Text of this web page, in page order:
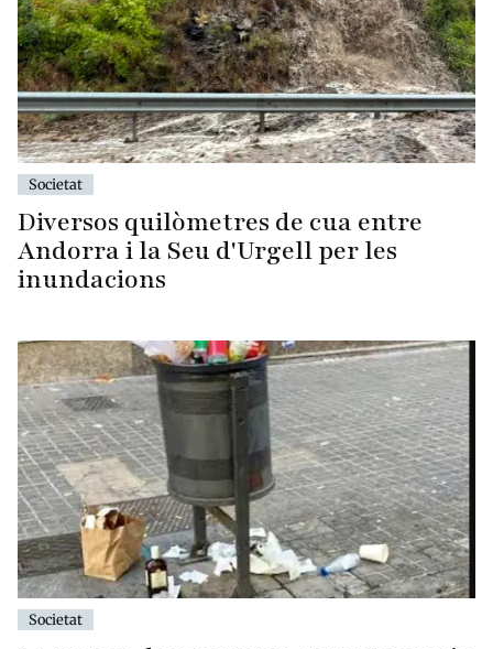
Societat
Diversos quilòmetres de cua entre
Andorra i la Seu d'Urgell per les
inundacions
Societat